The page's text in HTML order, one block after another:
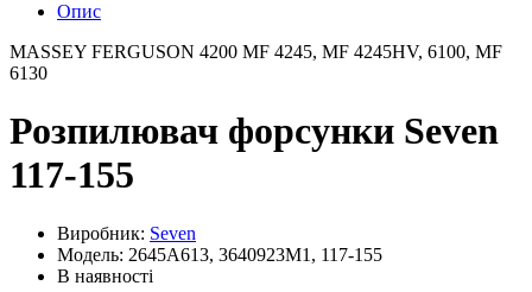
Опис
MASSEY FERGUSON 4200 MF 4245, MF 4245HV, 6100, MF
6130
Розпилювач форсунки Seven
117-155
Виробник: Seven
Модель: 2645A613, 3640923M1, 117-155
В наявності